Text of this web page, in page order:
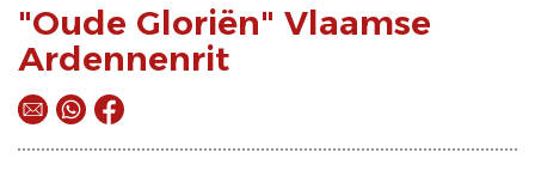
"Oude Gloriën" Vlaamse
Ardennenrit